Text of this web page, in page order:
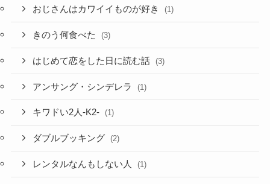
おじさんはカワイイものが好き (1)
きのう何食べた (3)
はじめて恋をした日に読む話 (3)
アンサング・シンデレラ (1)
キワドい2人-K2- (1)
ダブルブッキング (2)
レンタルなんもしない人 (1)